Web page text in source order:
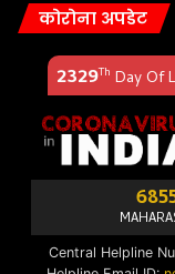
कोरोना अपडेट